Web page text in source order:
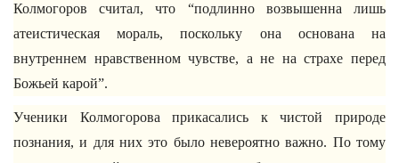
Колмогоров считал, что “подлинно возвышенна лишь
атеистическая мораль, поскольку она основана на
внутреннем нравственном чувстве, а не на страхе перед
Божьей карой”.
Ученики Колмогорова прикасались к чистой природе
познания, и для них это было невероятно важно. По тому